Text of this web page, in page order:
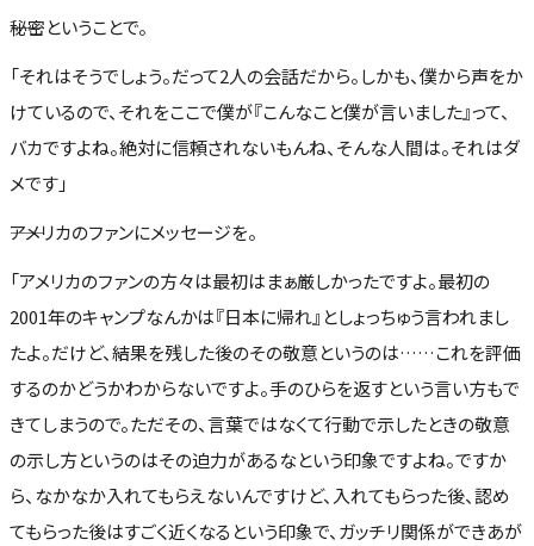
――秘密ということで。
「それはそうでしょう。だって2人の会話だから。しかも、僕から声をか
けているので、それをここで僕が『こんなこと僕が言いました』って、
バカですよね。絶対に信頼されないもんね、そんな人間は。それはダ
メです」
――アメリカのファンにメッセージを。
「アメリカのファンの方々は最初はまぁ厳しかったですよ。最初の
2001年のキャンプなんかは『日本に帰れ』としょっちゅう言われまし
たよ。だけど、結果を残した後のその敬意というのは……これを評価
するのかどうかわからないですよ。手のひらを返すという言い方もで
きてしまうので。ただその、言葉ではなくて行動で示したときの敬意
の示し方というのはその迫力があるなという印象ですよね。ですか
ら、なかなか入れてもらえないんですけど、入れてもらった後、認め
てもらった後はすごく近くなるという印象で、ガッチリ関係ができあが